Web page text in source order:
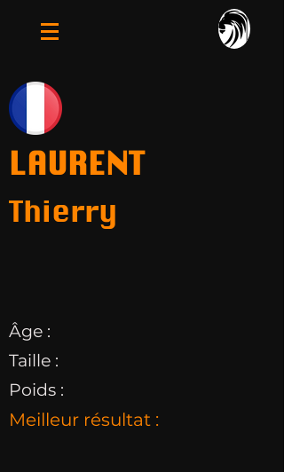
LAURENT
Thierry
Âge :
Taille :
Poids :
Meilleur résultat :